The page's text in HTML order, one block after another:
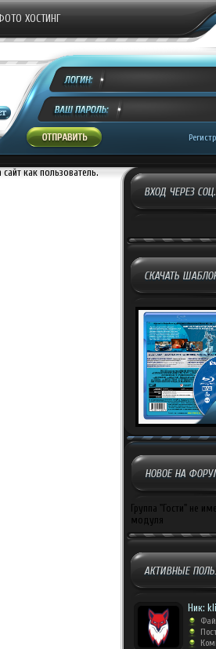
ХОСТИНГ
MILL CREEK ENTE...
Добавил: Covrik
Просмотров:499
как пользователь.
ВХОД ЧЕРЕЗ
СКАЧАТЬ
НОВОЕ НА
Группа "Гости" не
модуля
АКТИВНЫЕ
Ник: